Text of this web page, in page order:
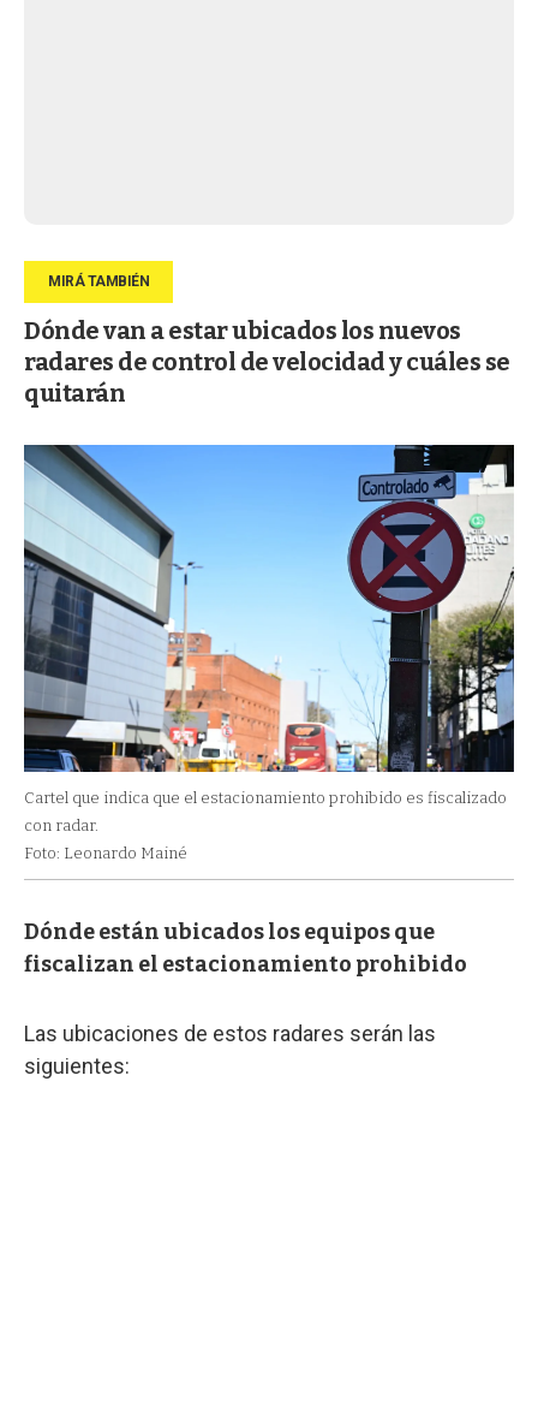
Dónde van a estar ubicados los nuevos
radares de control de velocidad y cuáles se
quitarán
Cartel que indica que el estacionamiento prohibido es fiscalizado
con radar.
Foto: Leonardo Mainé
Dónde están ubicados los equipos que
fiscalizan el estacionamiento prohibido
Las ubicaciones de estos radares serán las
siguientes: